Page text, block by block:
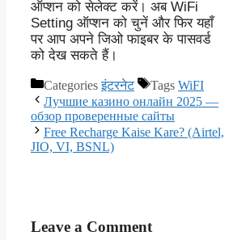
ऑप्शन को सेलेक्ट करें। अब WiFi
Setting ऑप्शन को चुनें और फिर यहाँ
पर आप अपने जिओ फाइबर के पासवर्ड
को देख सकते हैं।
Categoriesइंटरनेट Tags WiFI
Лучшие казино онлайн 2025 —
обзор проверенные сайты
Free Recharge Kaise Kare? (Airtel,
JIO, VI, BSNL)
Leave a Comment